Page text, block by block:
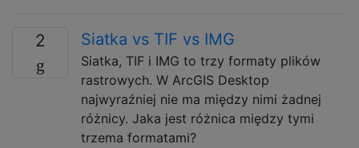
2 Siatka vs TIF vs IMG
Siatka, TIF i IMG to trzy formaty plików
rastrowych. W ArcGIS Desktop
najwyraźniej nie ma między nimi żadnej
różnicy. Jaka jest różnica między tymi
trzema formatami?